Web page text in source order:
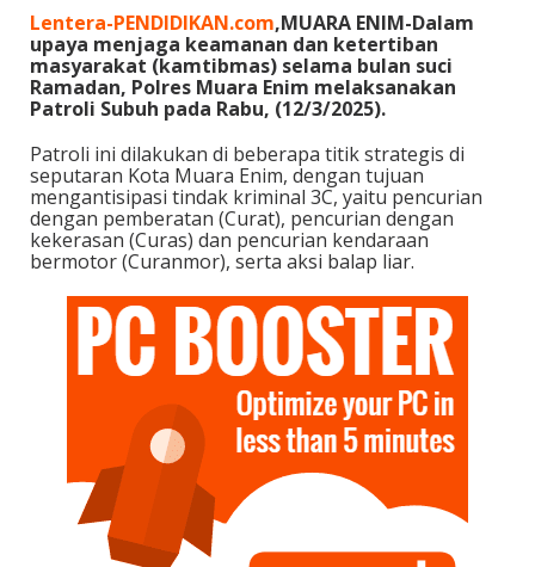
Lentera-PENDIDIKAN.com,MUARA ENIM-Dalam
upaya menjaga keamanan dan ketertiban
masyarakat (kamtibmas) selama bulan suci
Ramadan, Polres Muara Enim melaksanakan
Patroli Subuh pada Rabu, (12/3/2025).
Patroli ini dilakukan di beberapa titik strategis di
seputaran Kota Muara Enim, dengan tujuan
mengantisipasi tindak kriminal 3C, yaitu pencurian
dengan pemberatan (Curat), pencurian dengan
kekerasan (Curas) dan pencurian kendaraan
bermotor (Curanmor), serta aksi balap liar.